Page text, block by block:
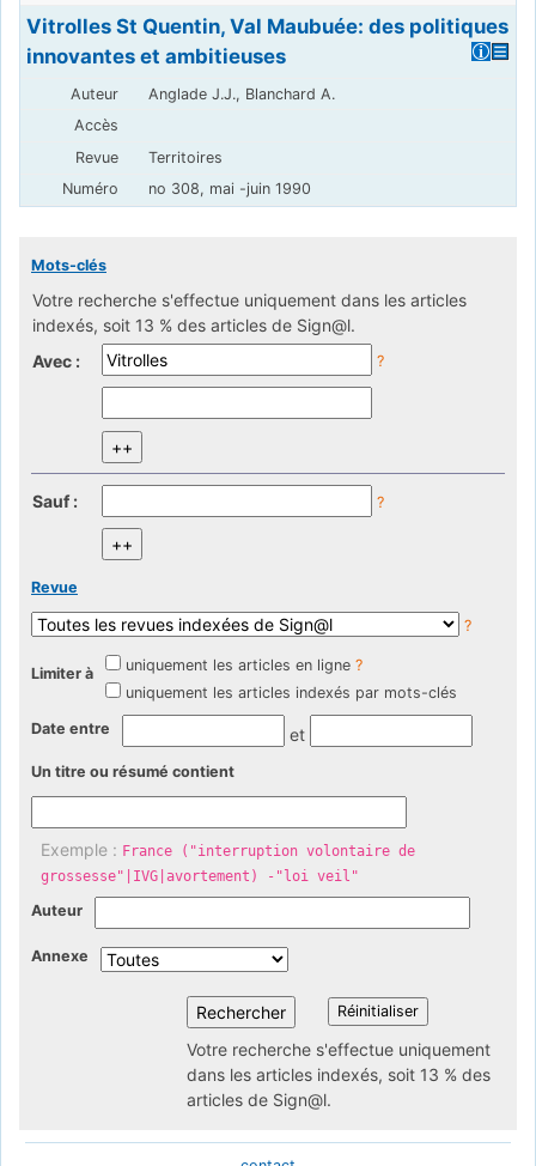
Vitrolles St Quentin, Val Maubuée: des politiques
innovantes et ambitieuses
Anglade J.J., Blanchard A.
Territoires
no 308, mai -juin 1990
Mots-clés
Votre recherche s'effectue uniquement dans les articles
indexés, soit 13 % des articles de Sign@l.
Avec :
?
Sauf : ?
Revue
?
Limiter à uniquement les articles en ligne ?
uniquement les articles indexés par mots-clés
Date entre et
Un titre ou résumé contient
Exemple : France ("interruption volontaire de
grossesse"|IVG|avortement) -"loi veil"
Auteur
Annexe
Votre recherche s'effectue uniquement
dans les articles indexés, soit 13 % des
articles de Sign@l.